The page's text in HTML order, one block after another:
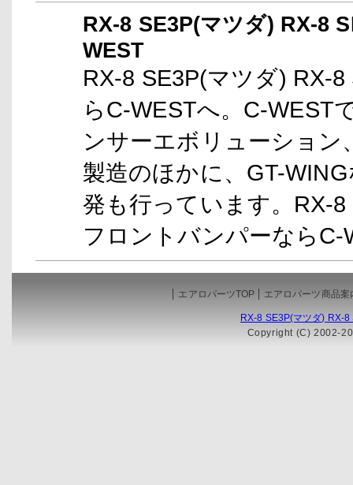
RX-8 SE3P(マツダ) RX-8
WEST
RX-8 SE3P(マツダ) RX-
らC-WESTへ。C-WEST
ンサーエボリューショ
製造のほかに、GT-
発も行っています。RX-
フロントバンパーなら
エアロパーツTOP エアロパーツ商品案
RX-8 SE3P(マツダ) RX-
Copyright (C) 2002-